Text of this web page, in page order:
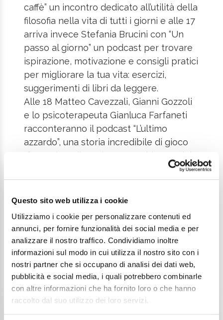
Questo sito web utilizza i cookie
Utilizziamo i cookie per personalizzare contenuti ed
annunci, per fornire funzionalità dei social media e per
analizzare il nostro traffico. Condividiamo inoltre
informazioni sul modo in cui utilizza il nostro sito con i
nostri partner che si occupano di analisi dei dati web,
pubblicità e social media, i quali potrebbero combinarle
con altre informazioni che ha fornito loro o che hanno
raccolto dal suo utilizzo dei loro servizi.
caffè” un incontro dedicato all’utilità della
filosofia nella vita di tutti i giorni e alle 17
arriva invece Stefania Brucini con “Un
passo al giorno” un podcast per trovare
ispirazione, motivazione e consigli pratici
per migliorare la tua vita: esercizi,
suggerimenti di libri da leggere.
Alle 18 Matteo Cavezzali, Gianni Gozzoli
e lo psicoterapeuta Gianluca Farfaneti
racconteranno il podcast “L’ultimo
azzardo”, una storia incredibile di gioco
d’azzardo e dipendenza. La chiusura del
festival sarà affidata ad Alberto Grandi e
Daniele Soffiati con “DOI –
Denominazione di Origine Inventata”, il
distrugge i grandi miti della cucina
italiana.
Inizio: 08 NOV 2024